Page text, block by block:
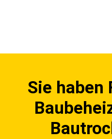
Sie haben